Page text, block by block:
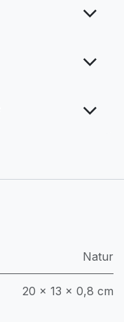
Natur
20 × 13 × 0,8 cm